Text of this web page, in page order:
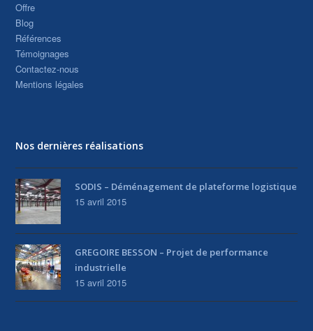
Offre
Blog
Références
Témoignages
Contactez-nous
Mentions légales
Nos dernières réalisations
SODIS – Déménagement de plateforme logistique
15 avril 2015
GREGOIRE BESSON – Projet de performance
industrielle
15 avril 2015